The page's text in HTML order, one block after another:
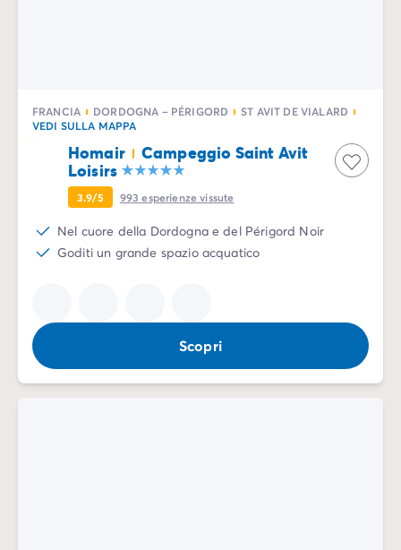
FRANCIA DORDOGNA – PÉRIGORD
ST AVIT DE VIALARD
VEDI SULLA MAPPA
Homair
Campeggio Saint Avit
Loisirs
3.9/5 993esperienze vissute
Nel cuore della Dordogna e del Périgord Noir
Goditi un grande spazio acquatico
Scopri